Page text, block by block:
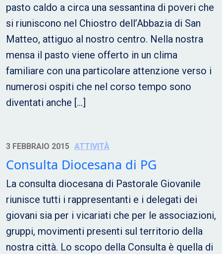
pasto caldo a circa una sessantina di poveri che
si riuniscono nel Chiostro dell’Abbazia di San
Matteo, attiguo al nostro centro. Nella nostra
mensa il pasto viene offerto in un clima
familiare con una particolare attenzione verso i
numerosi ospiti che nel corso tempo sono
diventati anche […]
3 FEBBRAIO 2015 ATTIVITÀ
Consulta Diocesana di PG
La consulta diocesana di Pastorale Giovanile
riunisce tutti i rappresentanti e i delegati dei
giovani sia per i vicariati che per le associazioni,
gruppi, movimenti presenti sul territorio della
nostra città. Lo scopo della Consulta è quella di